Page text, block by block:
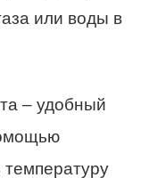
или воды в
– удобный
температуру